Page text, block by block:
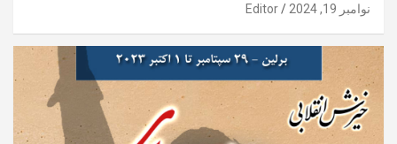
نوامبر 19, 2024 Editor